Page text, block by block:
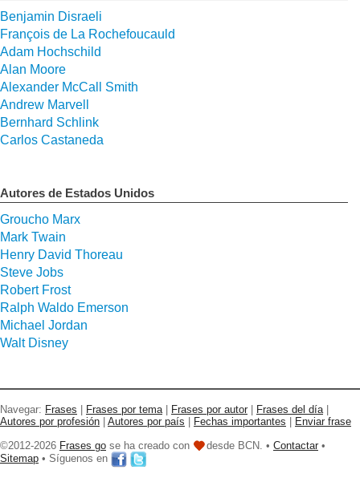
Benjamin Disraeli
François de La Rochefoucauld
Adam Hochschild
Alan Moore
Alexander McCall Smith
Andrew Marvell
Bernhard Schlink
Carlos Castaneda
Autores de Estados Unidos
Groucho Marx
Mark Twain
Henry David Thoreau
Steve Jobs
Robert Frost
Ralph Waldo Emerson
Michael Jordan
Walt Disney
Navegar: Frases Frases por tema| Frases por autor Frases del día|
Autores por profesión
Autores por país Fechas importantes
Enviar frase
©2012-2026 Frases go se ha creado con desde BCN. • Contactar •
Sitemap • Síguenos en